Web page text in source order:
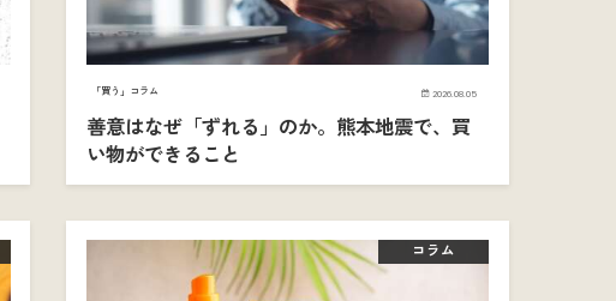
「買う」コラム 2026.08.05
善意はなぜ「ずれる」のか。熊本地震で、買
い物ができること
コラム